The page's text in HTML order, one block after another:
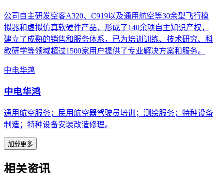
公司自主研发空客A320、C919以及通用航空等30余型飞行模
拟器和虚拟仿真软硬件产品，形成了140余项自主知识产权，
建立了成熟的销售和服务体系，已为培训训练、技术研究、科
教研学等领域超过1500家用户提供了专业解决方案和服务。
中电华鸿
中电华鸿
通用航空服务；民用航空器驾驶员培训；测绘服务；特种设备
制造；特种设备安装改造修理。
加载更多
相关资讯